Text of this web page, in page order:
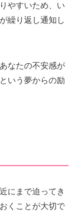
やすいため、い
繰り返し通知し
なたの不安感が
いう夢からの励
にまで迫ってき
くことが大切で